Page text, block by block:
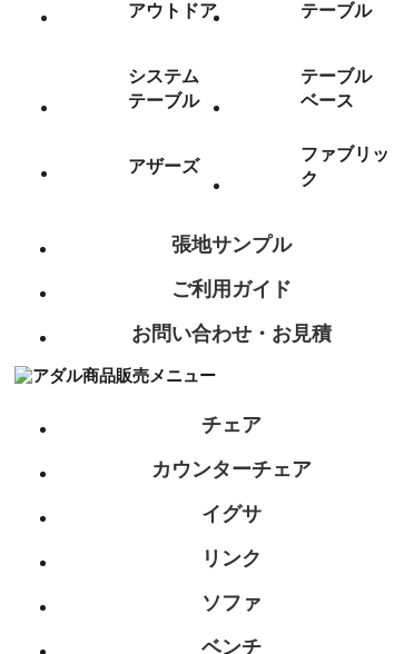
アウトドア テーブル
システム
テーブル
テーブル
ベース
アザーズ
ファブリッ
ク
張地サンプル
ご利用ガイド
お問い合わせ・お見積
チェア
カウンターチェア
イグサ
リンク
ソファ
ベンチ